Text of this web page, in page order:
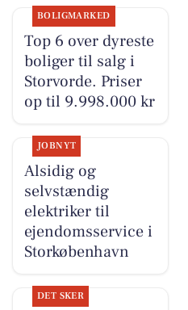
BOLIGMARKED
Top 6 over dyreste
boliger til salg i
Storvorde. Priser
op til 9.998.000 kr
JOBNYT
Alsidig og
selvstændig
elektriker til
ejendomsservice i
Storkøbenhavn
DET SKER